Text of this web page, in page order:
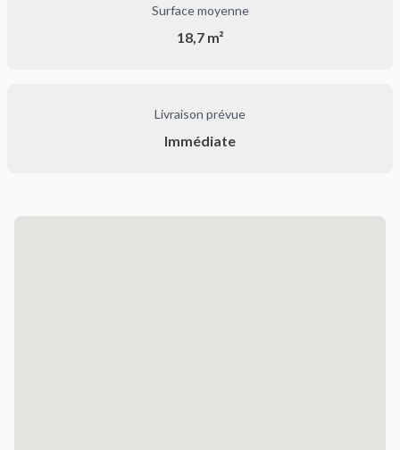
Surface moyenne
18,7 m²
Livraison prévue
Immédiate